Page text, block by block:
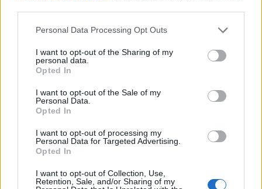
Personal Data Processing Opt Outs
I want to opt-out of the Sharing of my
personal data.
Opted In
I want to opt-out of the Sale of my
Personal Data.
Opted In
I want to opt-out of processing my
Personal Data for Targeted Advertising.
Opted In
I want to opt-out of Collection, Use,
Retention, Sale, and/or Sharing of my
SHOWBIZ
Καλομοίρα: «Όταν κάνω δίαιτα, το
πρώτο πράγμα που κάνω...» - Δες
αναλυτικά τη συνταγή που
Κανακαρά: Τι σημαίνει ο τίτλος της
νέας σειράς του Mega - Το ιδιαίτερο